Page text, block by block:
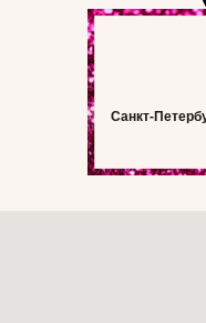
Санкт-